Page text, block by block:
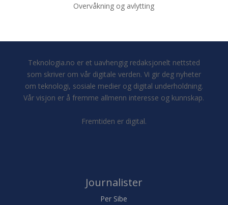
Overvåkning og avlytting
Teknologia.no er et uavhengig redaksjonelt nettsted
som skriver om vår digitale verden. Vi gir deg nyheter
om teknologi, sosiale medier og digital underholdning.
Vår visjon er å fremme allmenn interesse og kunnskap.
Fremtiden er digital.
Journalister
Per Sibe